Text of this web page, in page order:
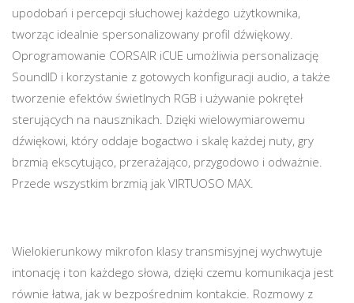
upodobań i percepcji słuchowej każdego użytkownika,
tworząc idealnie spersonalizowany profil dźwiękowy.
Oprogramowanie CORSAIR iCUE umożliwia personalizację
SoundID i korzystanie z gotowych konfiguracji audio, a także
tworzenie efektów świetlnych RGB i używanie pokręteł
sterujących na nausznikach. Dzięki wielowymiarowemu
dźwiękowi, który oddaje bogactwo i skalę każdej nuty, gry
brzmią ekscytująco, przerażająco, przygodowo i odważnie.
Przede wszystkim brzmią jak VIRTUOSO MAX.
Wielokierunkowy mikrofon klasy transmisyjnej wychwytuje
intonację i ton każdego słowa, dzięki czemu komunikacja jest
równie łatwa, jak w bezpośrednim kontakcie. Rozmowy z